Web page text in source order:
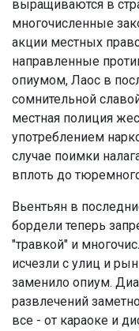
выращиваются в
многочисленные
акции местных
направленные
опиумом, Лаос в
сомнительной
местная полиция
употреблением
случае поимки
вплоть до
Вьентьян в
бордели теперь
"травкой" и
исчезли с улиц и
заменило опиум.
развлечений
все - от караоке и